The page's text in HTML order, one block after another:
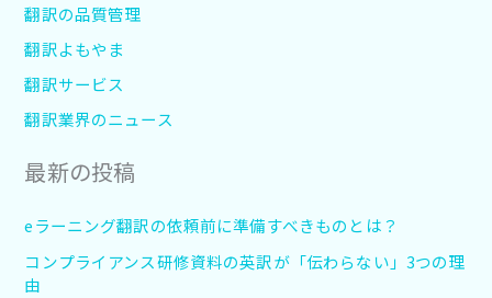
翻訳の品質管理
翻訳よもやま
翻訳サービス
翻訳業界のニュース
最新の投稿
eラーニング翻訳の依頼前に準備すべきものとは？
コンプライアンス研修資料の英訳が「伝わらない」3つの理
由